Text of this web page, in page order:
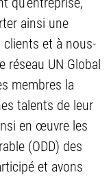
ainsi une
et à nous-
réseau UN Global
membres la
talents de leur
en œuvre les
(ODD) des
et avons